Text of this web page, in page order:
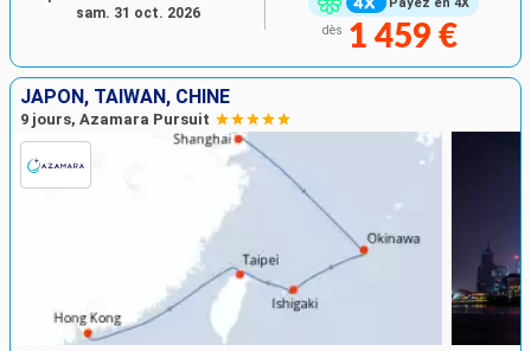
dès 1 459 €
sam. 31 oct. 2026
JAPON, TAÏWAN, CHINE
9 jours, Azamara Pursuit